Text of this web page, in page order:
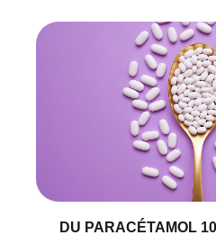
DU PARACÉTAMOL